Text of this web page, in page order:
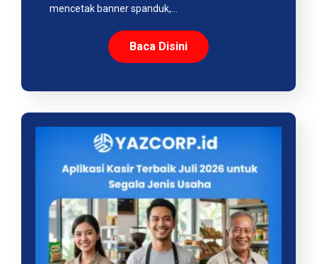
mencetak banner spanduk,…
Baca Disini